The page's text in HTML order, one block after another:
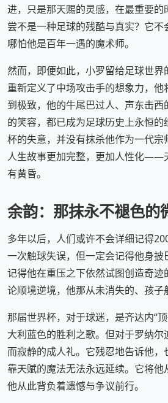
进，只是那天赐的灵感，在最重要
尝不是一种足球的残酷与真实？它不
哪怕他是百年一遇的魔术师。
然而，即便如此，小罗留给足球世
重新定义了中场攻击手的想象力，
到极致，他的牛尾巴过人、声东击
的笑容，都已成为足球历史上永恒
杯的失意，并没有抹杀他作为一代宗
人生故事更加完整，更加人性化——
有黄昏。
余韵：那抹永不褪色的
多年以后，人们或许不会详细记得
一次触球失误，但一定会记得他身披
记得他在重压之下依然试图创造奇
论顺境逆境，他那从未消失的、孩子
那届世界杯，对于球迷，是齐达内“
大利蓝色的胜利之歌。但对于罗纳
而寂静的成人礼。它残忍地告诉他
靠天赋的魔法无法永远延续。它将他
他从此背负着遗憾与争议前行。